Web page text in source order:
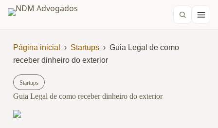
Página inicial › Startups › Guia Legal de como
receber dinheiro do exterior
Startups
Guia Legal de como receber dinheiro do exterior